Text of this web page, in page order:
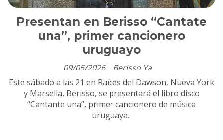
Presentan en Berisso “Cantate
una”, primer cancionero
uruguayo
Berisso Ya
09/05/2026
Este sábado a las 21 en Raíces del Dawson, Nueva York
y Marsella, Berisso, se presentará el libro disco
“Cantante una”, primer cancionero de música
uruguaya.